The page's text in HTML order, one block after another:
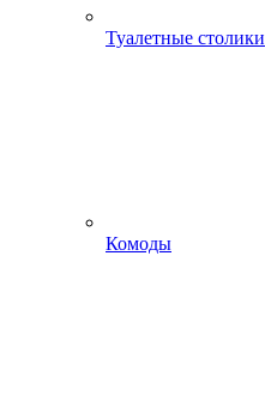
Туалетные столики
Комоды